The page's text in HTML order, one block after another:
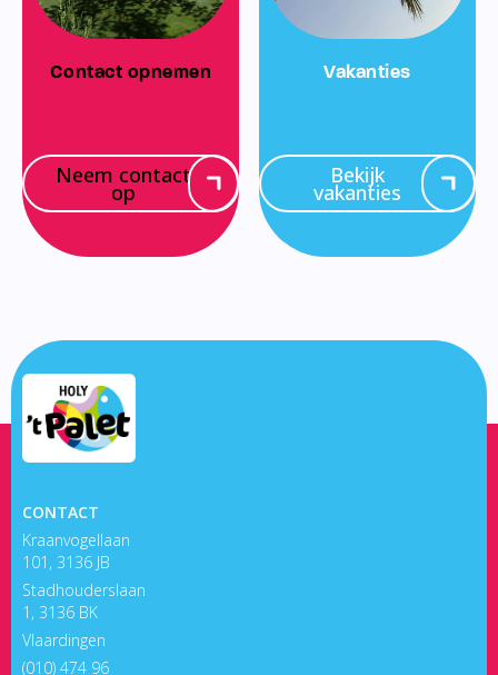
Contact opnemen
Neem contact
op
Vakanties
Bekijk
vakanties
CONTACT
Kraanvogellaan
101, 3136 JB
Stadhouderslaan
1, 3136 BK
Vlaardingen
(010) 474 96